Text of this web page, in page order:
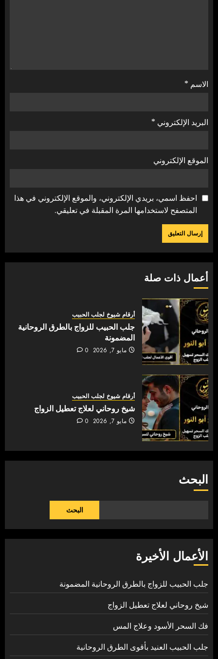
الاسم *
البريد الإلكتروني *
الموقع الإلكتروني
احفظ اسمي، بريدي الإلكتروني، والموقع الإلكتروني في هذا
المتصفح لاستخدامها المرة المقبلة في تعليقي.
أعمال ذات صلة
أرقام شيوخ لجلب الحبيب
جلب الحبيب للزواج بالطرق الروحانية
المضمونة
مايو 7, 2026 0
أرقام شيوخ لجلب الحبيب
شيخ روحاني لعلاج تعطيل الزواج
مايو 7, 2026 0
البحث
البحث
الأعمال الأخيرة
جلب الحبيب للزواج بالطرق الروحانية المضمونة
شيخ روحاني لعلاج تعطيل الزواج
فك السحر الأسود وعلاج المس
جلب الحبيب العنيد بأقوى الطرق الروحانية